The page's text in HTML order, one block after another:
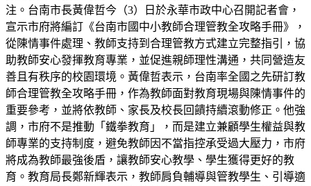
注。台南市長黃偉哲今（3）日於永華市政中心召開記者會，
宣示市府將編訂《台南市國中小教師合理管教全攻略手冊》，
從陳情事件處理、教師支持到合理管教方式建立完整指引，協
助教師安心發揮教育專業，並促進親師理性溝通，共同營造友
善且有秩序的校園環境。黃偉哲表示，台南率全國之先研訂教
師合理管教全攻略手冊，作為教師面對教育現場與陳情事件的
重要參考，並將依教師、家長及校長回饋持續滾動修正。他強
調，市府不是推動「鐵拳教育」，而是建立兼顧學生權益與教
師專業的支持制度，避免教師因不當指控承受過大壓力，市府
將成為教師最強後盾，讓教師安心教學、學生獲得更好的教
育。教育局長鄭新輝表示，教師肩負輔導與管教學生、引導適